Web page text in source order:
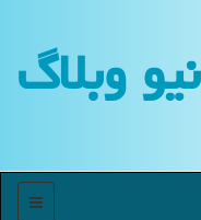
نیو وبلاگ
منو